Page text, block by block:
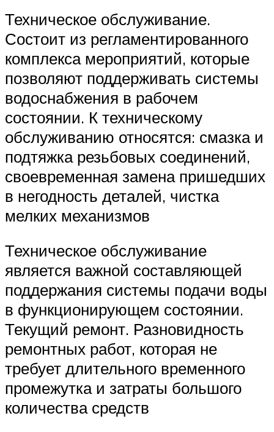
Техническое обслуживание.
Состоит из регламентированного
комплекса мероприятий, которые
позволяют поддерживать системы
водоснабжения в рабочем
состоянии. К техническому
обслуживанию относятся: смазка и
подтяжка резьбовых соединений,
своевременная замена пришедших
в негодность деталей, чистка
мелких механизмов
Техническое обслуживание
является важной составляющей
поддержания системы подачи воды
в функционирующем состоянии.
Текущий ремонт. Разновидность
ремонтных работ, которая не
требует длительного временного
промежутка и затраты большого
количества средств